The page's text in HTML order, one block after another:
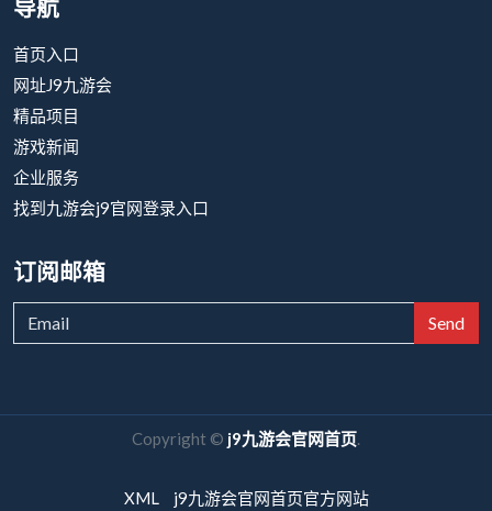
导航
首页入口
网址J9九游会
精品项目
游戏新闻
企业服务
找到九游会j9官网登录入口
订阅邮箱
Send
Copyright © j9九游会官网首页.
XML
j9九游会官网首页官方网站